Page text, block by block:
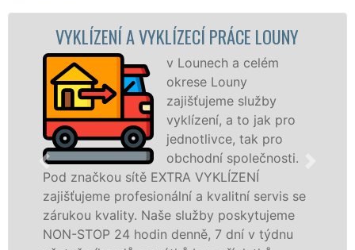
VYKLÍZECÍ PRÁCE A SLUŽBY LOUNY
Společnost EXTRA
VYKLÍZENÍ zajištuje
prostřednictvím
franchisových poboček
levné, přesto kvalitní a
profesionální vyklízecí práce
v Lounech a okolí. Poskytujeme tuto službu
jak fyzickým, tak právnickým osobám se
zárukou kvalitně odvedené práce, a to NON-
STOP bez dalších příplatků.